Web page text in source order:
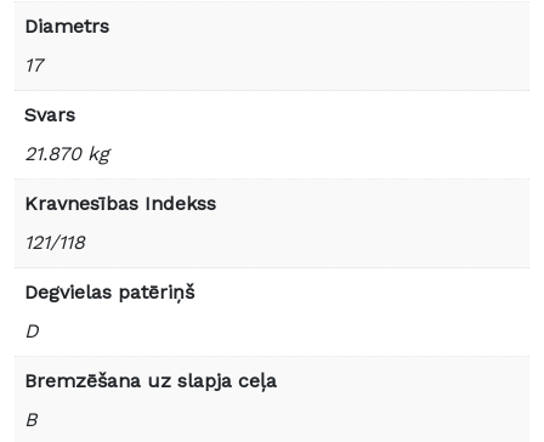
Diametrs
17
Svars
21.870 kg
Kravnesības Indekss
121/118
Degvielas patēriņš
D
Bremzēšana uz slapja ceļa
B